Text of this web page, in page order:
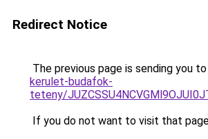
Redirect Notice
The previous page is sending you to
kerulet-budafok-
teteny/
If you do not want to visit that